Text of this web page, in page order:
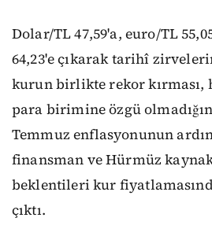
Dolar/TL 47,59'a, euro/TL
64,23'e çıkarak tarihî
kurun birlikte rekor kırması,
para birimine özgü
Temmuz enflasyonunun
finansman ve Hürmüz
beklentileri kur
çıktı.